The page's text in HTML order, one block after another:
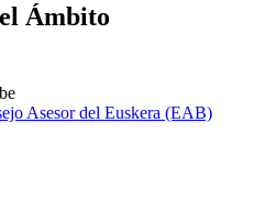
Ámbito
Asesor del Euskera (EAB)